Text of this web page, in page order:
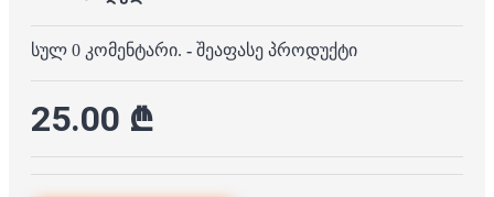
სულ 0 კომენტარი. - შეაფასე პროდუქტი
25.00 ₾